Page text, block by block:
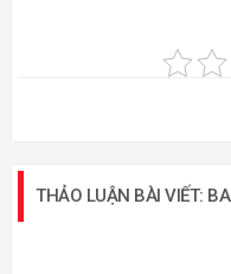
THẢO LUẬN BÀI VIẾT: